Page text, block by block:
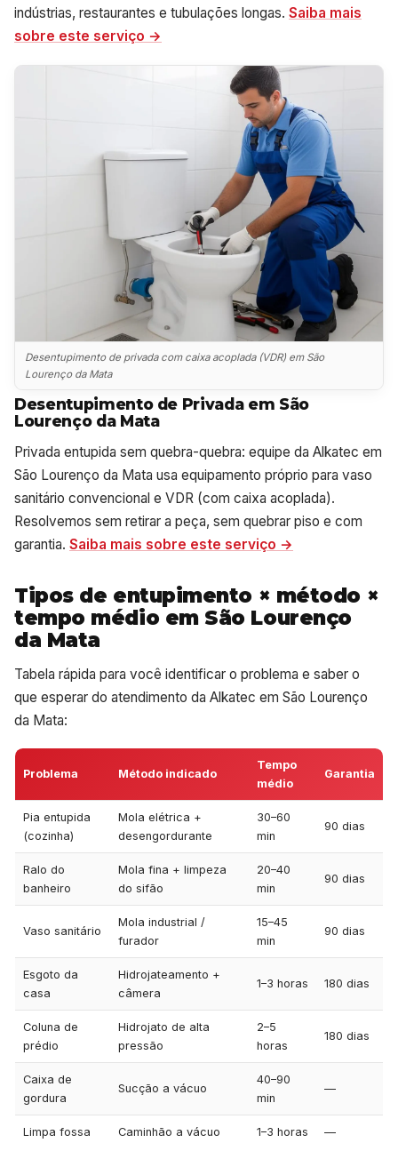
indústrias, restaurantes e tubulações longas. Saiba mais
sobre este serviço →
Desentupimento de privada com caixa acoplada (VDR) em São
Lourenço da Mata
Desentupimento de Privada em São
Lourenço da Mata
Privada entupida sem quebra-quebra: equipe da Alkatec em
São Lourenço da Mata usa equipamento próprio para vaso
sanitário convencional e VDR (com caixa acoplada).
Resolvemos sem retirar a peça, sem quebrar piso e com
garantia. Saiba mais sobre este serviço →
Tipos de entupimento × método ×
tempo médio em São Lourenço
da Mata
Tabela rápida para você identificar o problema e saber o
que esperar do atendimento da Alkatec em São Lourenço
da Mata:
Problema Método indicado
Tempo
médio
Garantia
Pia entupida
(cozinha)
Mola elétrica +
desengordurante
30–60
min
90 dias
Ralo do
banheiro
Mola fina + limpeza
do sifão
20–40
min
90 dias
Vaso sanitário
Mola industrial /
furador
15–45
min
90 dias
Esgoto da
casa
Hidrojateamento +
câmera
1–3 horas 180 dias
Coluna de
prédio
Hidrojato de alta
pressão
2–5
horas
180 dias
Caixa de
gordura
Sucção a vácuo
40–90
min
—
Limpa fossa Caminhão a vácuo 1–3 horas —